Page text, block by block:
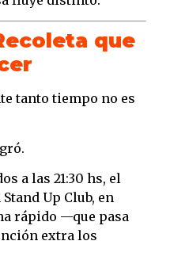
que
tanto tiempo no es
a las 21:30 hs, el
Up Club, en
rápido —que pasa
extra los